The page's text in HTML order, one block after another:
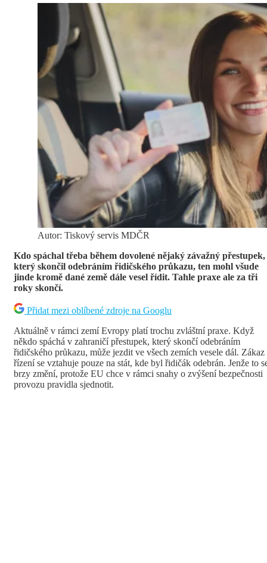
Autor: Tiskový servis MDČR
Kdo spáchal třeba během dovolené nějaký závažný přestupek,
který skončil odebráním řidičského průkazu, ten mohl všude
jinde kromě dané země dále vesel řídit. Tahle praxe ale za tři
roky skončí.
Přidat mezi oblíbené zdroje na Googlu
Aktuálně v rámci zemí Evropy platí trochu zvláštní praxe. Když
někdo spáchá v zahraničí přestupek, který skončí odebráním
řidičského průkazu, může jezdit ve všech zemích vesele dál. Zákaz
řízení se vztahuje pouze na stát, kde byl řidičák odebrán. Jenže to
brzy změní, protože EU chce v rámci snahy o zvýšení bezpečnosti
provozu pravidla sjednotit.